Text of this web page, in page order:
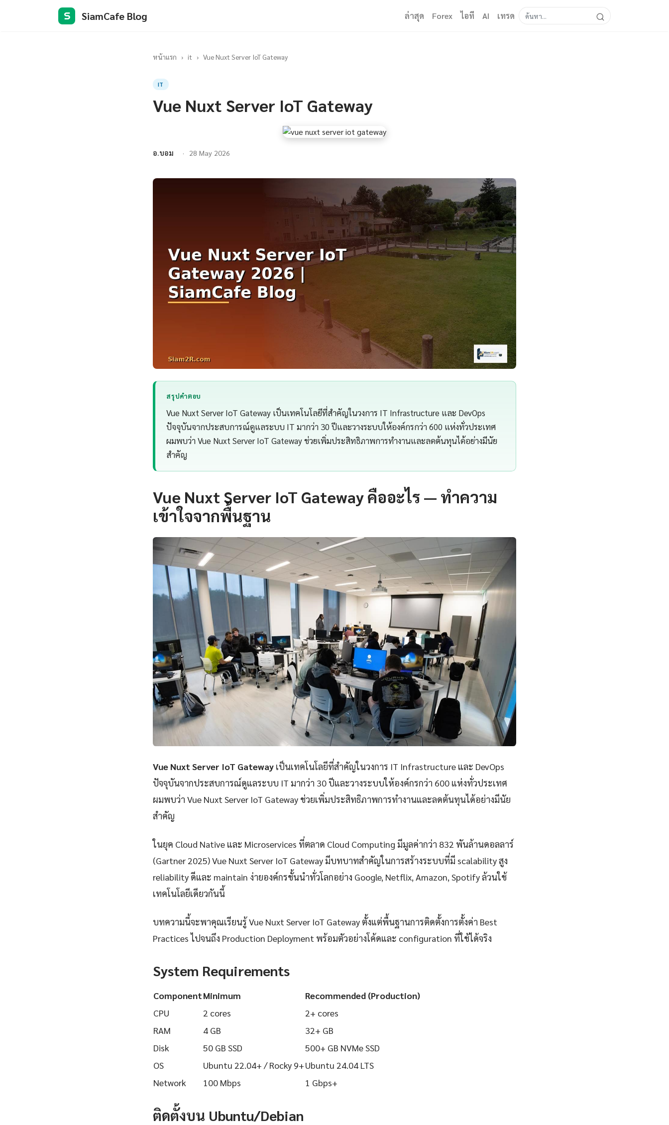
S SiamCafe Blog ล่าสุด Forex ไอที AI เทรด
หน้าแรก › it › Vue Nuxt Server IoT Gateway
IT
Vue Nuxt Server IoT Gateway
อ.บอม 28 May 2026
สรุปคำตอบ
Vue Nuxt Server IoT Gateway เป็นเทคโนโลยีที่สำคัญในวงการ IT Infrastructure และ DevOps
ปัจจุบันจากประสบการณ์ดูแลระบบ IT มากว่า 30 ปีและวางระบบให้องค์กรกว่า 600 แห่งทั่วประเทศ
ผมพบว่า Vue Nuxt Server IoT Gateway ช่วยเพิ่มประสิทธิภาพการทำงานและลดต้นทุนได้อย่างมีนัย
สำคัญ
Vue Nuxt Server IoT Gateway คืออะไร — ทำความ
เข้าใจจากพื้นฐาน
Vue Nuxt Server IoT Gateway เป็นเทคโนโลยีที่สำคัญในวงการ IT Infrastructure และ DevOps
ปัจจุบันจากประสบการณ์ดูแลระบบ IT มากว่า 30 ปีและวางระบบให้องค์กรกว่า 600 แห่งทั่วประเทศ
ผมพบว่า Vue Nuxt Server IoT Gateway ช่วยเพิ่มประสิทธิภาพการทำงานและลดต้นทุนได้อย่างมีนัย
สำคัญ
ในยุค Cloud Native และ Microservices ที่ตลาด Cloud Computing มีมูลค่ากว่า 832 พันล้านดอลลาร์
(Gartner 2025) Vue Nuxt Server IoT Gateway มีบทบาทสำคัญในการสร้างระบบที่มี scalability สูง
reliability ดีและ maintain ง่ายองค์กรชั้นนำทั่วโลกอย่าง Google, Netflix, Amazon, Spotify ล้วนใช้
เทคโนโลยีเดียวกันนี้
บทความนี้จะพาคุณเรียนรู้ Vue Nuxt Server IoT Gateway ตั้งแต่พื้นฐานการติดตั้งการตั้งค่า Best
Practices ไปจนถึง Production Deployment พร้อมตัวอย่างโค้ดและ configuration ที่ใช้ได้จริง
System Requirements
ComponentMinimum
Recommended (Production)
CPU
2 cores
2+ cores
RAM
4 GB
32+ GB
Disk
50 GB SSD
500+ GB NVMe SSD
OS
Ubuntu 22.04+ / Rocky 9+Ubuntu 24.04 LTS
Network
100 Mbps 1 Gbps+
ติดตั้งบน Ubuntu/Debian